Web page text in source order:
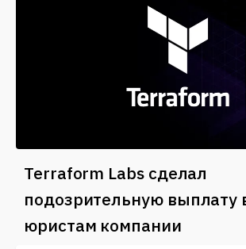
Terraform Labs сделал
подозрительную выплату
юристам компании